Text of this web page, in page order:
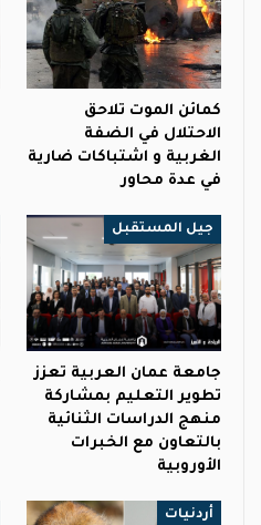
كمائن الموت تلاحق
الاحتلال في الضفة
الغربية و اشتباكات ضارية
في عدة محاور
جيل المستقبل
جامعة عمان العربية تعزز
تطوير التعليم بمشاركة
منهج الدراسات الثنائية
بالتعاون مع الخبرات
الأوروبية
أردنيات